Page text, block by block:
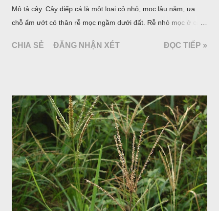
Mô tả cây. Cây diếp cá là một loại cỏ nhỏ, mọc lâu năm, ưa
chỗ ẩm ướt có thân rễ mọc ngầm dưới đất. Rễ nhỏ mọc ở các
cách, hình tim, đầu lá, hơi nhọn hay nhọn hẳn. Hoa nhỏ màu
cá. Hoa nở về mùa hạ vào các tháng 5-8. (Hình dưới).
CHIA SẺ ĐĂNG NHẬN XÉT ĐỌC TIẾP »